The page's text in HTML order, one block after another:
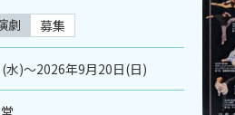
劇 募集
水)～2026年9月20日(日)